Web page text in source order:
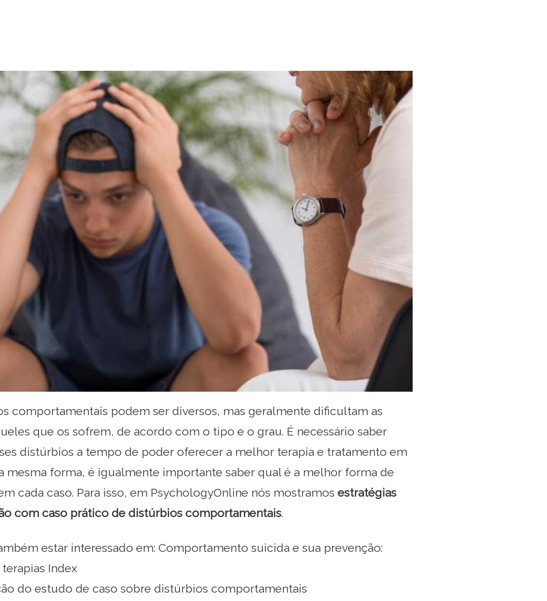
comportamentais podem ser diversos, mas geralmente dificultam as
que os sofrem, de acordo com o tipo e o grau. É necessário saber
distúrbios a tempo de poder oferecer a melhor terapia e tratamento em
mesma forma, é igualmente importante saber qual é a melhor forma de
cada caso. Para isso, em PsychologyOnline nós mostramos estratégias
com caso prático de distúrbios comportamentais.
estar interessado em: Comportamento suicida e sua prevenção:
Index
do estudo de caso sobre distúrbios comportamentais